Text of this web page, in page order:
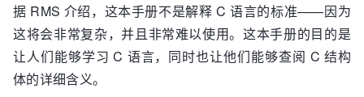
据 RMS 介绍，这本手册不是解释 C 语言的标准——因为
这将会非常复杂，并且非常难以使用。这本手册的目的是
让人们能够学习 C 语言，同时也让他们能够查阅 C 结构
体的详细含义。